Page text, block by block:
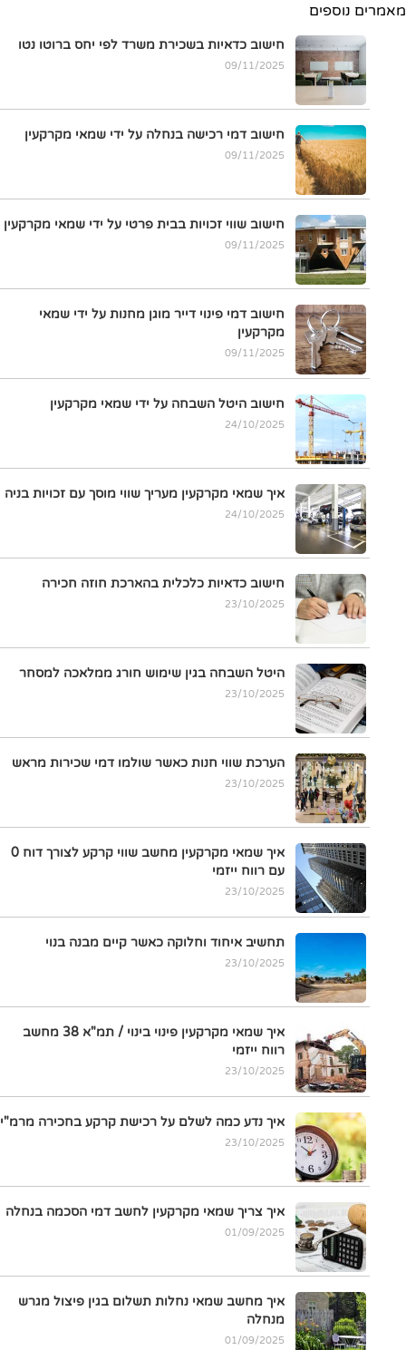
מאמרים נוספים
חישוב כדאיות בשכירת משרד לפי יחס ברוטו נטו
09/11/2025
חישוב דמי רכישה בנחלה על ידי שמאי מקרקעין
09/11/2025
חישוב שווי זכויות בבית פרטי על ידי שמאי מקרקעין
09/11/2025
חישוב דמי פינוי דייר מוגן מחנות על ידי שמאי
מקרקעין
09/11/2025
חישוב היטל השבחה על ידי שמאי מקרקעין
24/10/2025
איך שמאי מקרקעין מעריך שווי מוסך עם זכויות בניה
24/10/2025
חישוב כדאיות כלכלית בהארכת חוזה חכירה
23/10/2025
היטל השבחה בגין שימוש חורג ממלאכה למסחר
23/10/2025
הערכת שווי חנות כאשר שולמו דמי שכירות מראש
23/10/2025
איך שמאי מקרקעין מחשב שווי קרקע לצורך דוח 0
עם רווח ייזמי
23/10/2025
תחשיב איחוד וחלוקה כאשר קיים מבנה בנוי
23/10/2025
איך שמאי מקרקעין פינוי בינוי / תמ"א 38 מחשב
רווח ייזמי
23/10/2025
איך נדע כמה לשלם על רכישת קרקע בחכירה מרמ"י
23/10/2025
איך צריך שמאי מקרקעין לחשב דמי הסכמה בנחלה
01/09/2025
איך מחשב שמאי נחלות תשלום בגין פיצול מגרש
מנחלה
01/09/2025